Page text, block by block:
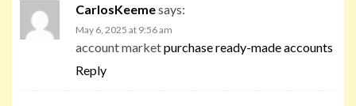
CarlosKeemesays:
May 6, 2025 at 9:56 am
account marketpurchase ready-made accounts
Reply